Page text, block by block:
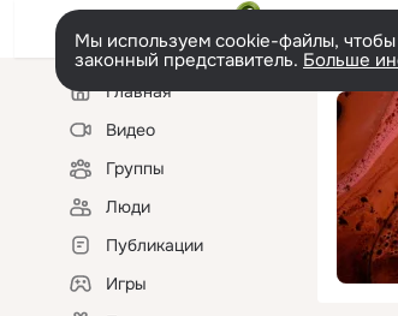
Мы используем cookie-файлы, чтобы
законный представитель. Больше
Левая
колонкаГлавная
Видео
Группы
Люди
Публикации
Игры